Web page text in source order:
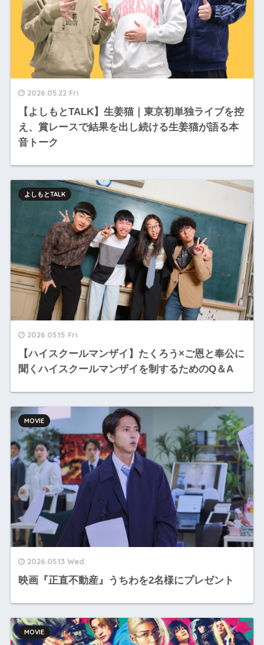
2026.05.22 Fri
【よしもとTALK】生姜猫｜東京初単独ライブを控
え、賞レースで結果を出し続ける生姜猫が語る本
音トーク
2026.05.15 Fri
【ハイスクールマンザイ】たくろう×ご恩と奉公に
聞くハイスクールマンザイを制するためのQ＆A
よしもとTALK
2026.05.13 Wed
映画『正直不動産』うちわを2名様にプレゼント
MOVIE
MOVIE